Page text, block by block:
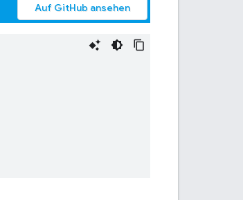
Auf GitHub ansehen